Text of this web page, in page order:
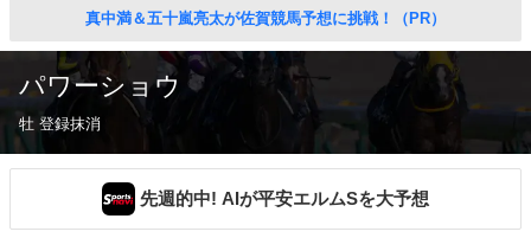
真中満＆五十嵐亮太が佐賀競馬予想に挑戦！（PR）
パワーショウ
牡 登録抹消
先週的中! AIが平安エルムSを大予想